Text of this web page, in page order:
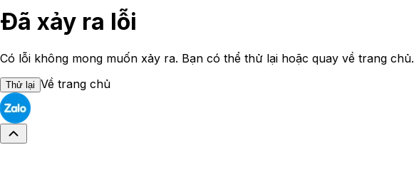
Đã xảy ra lỗi
Có lỗi không mong muốn xảy ra. Bạn có thể thử lại hoặc quay về trang chủ.
Thử lại Về trang chủ